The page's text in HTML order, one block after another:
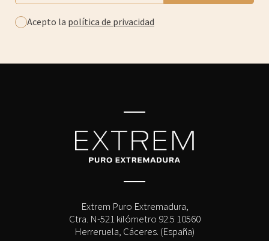
Acepto la política de privacidad
Extrem Puro Extremadura,
Ctra. N-521 kilómetro 92.5 10560
Herreruela, Cáceres. (España)